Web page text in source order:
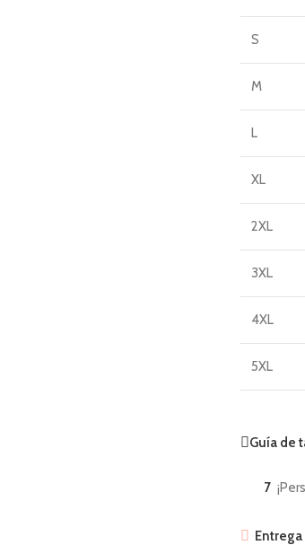
S
M
L
XL
2XL
3XL
4XL
5XL
Guía de
7